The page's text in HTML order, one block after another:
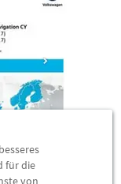
ROM
für die
von